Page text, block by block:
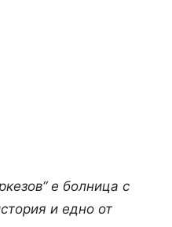
е болница с
и едно от